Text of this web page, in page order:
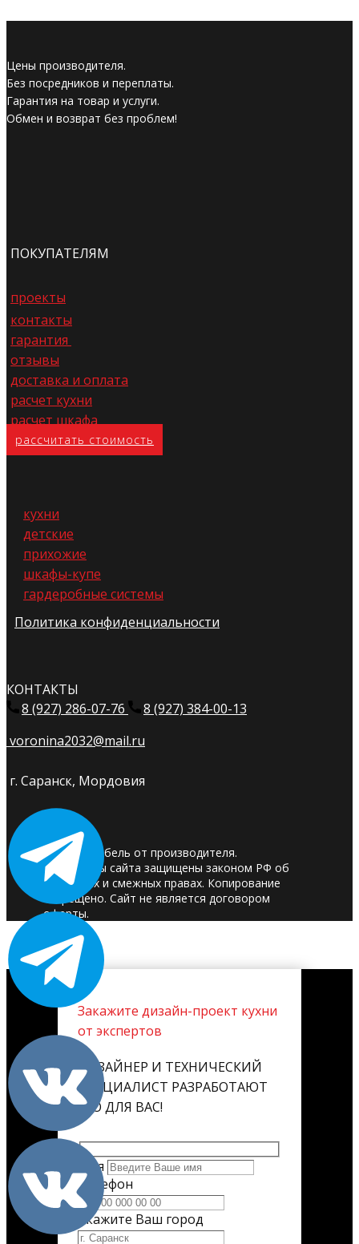
Цены производителя.
Без посредников и переплаты.
Гарантия на товар и услуги.
Обмен и возврат без проблем!
ПОКУПАТЕЛЯМ
проекты
контакты
гарантия
отзывы
доставка и оплата
расчет кухни
расчет шкафа
расс​читать стоимость
кухни
детские
прихожие
шкафы-купе
гардеробные системы
Политика конфиденциальности
КОНТАКТЫ
8 (927) 286-07-76
8 (927) 384-00-13
voronina2032@mail.ru
г. Саранск, Мордовия
© 2025. Мебель от производителя.
Материалы сайта защищены законом РФ об
авторских и смежных правах. Копирование
запрещено. Сайт не является договором
оферты.
Закажите дизайн-проект кухни
от экспертов
ДИЗАЙНЕР И ТЕХНИЧЕСКИЙ
СПЕЦИАЛИСТ РАЗРАБОТАЮТ
ЕГО ДЛЯ ВАС!
Имя
Телефон
Укажите Ваш город